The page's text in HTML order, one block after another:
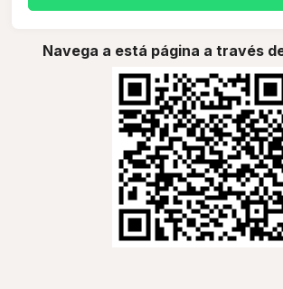
Navega a está página a través